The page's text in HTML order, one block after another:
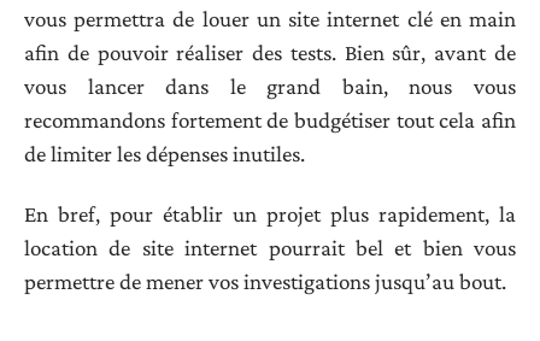
vous permettra de louer un site internet clé en main
afin de pouvoir réaliser des tests. Bien sûr, avant de
vous lancer dans le grand bain, nous vous
recommandons fortement de budgétiser tout cela afin
de limiter les dépenses inutiles.
En bref, pour établir un projet plus rapidement, la
location de site internet pourrait bel et bien vous
permettre de mener vos investigations jusqu’au bout.